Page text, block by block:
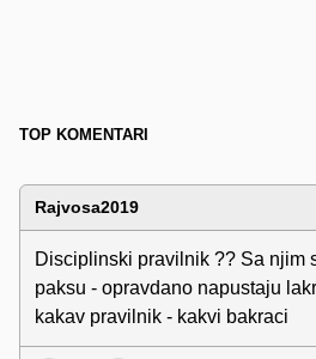
TOP KOMENTARI
Rajvosa2019
Disciplinski pravilnik ?? Sa njim
paksu - opravdano napustaju
kakav pravilnik - kakvi bakraci